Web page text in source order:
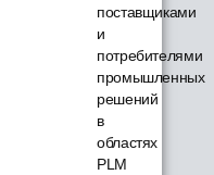
поставщиками
и
потребителями
промышленных
решений
в
областях
PLM